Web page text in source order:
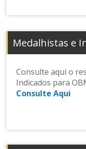
Medalhistas e
Consulte aqui o
Indicados para
Consulte Aqui